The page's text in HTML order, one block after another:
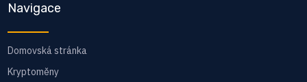
Navigace
Domovská stránka
Kryptoměny